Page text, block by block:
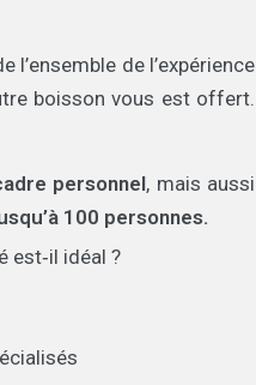
de l’expérience
boisson vous est offert.
personnel, mais aussi
100 personnes.
est‑il idéal ?